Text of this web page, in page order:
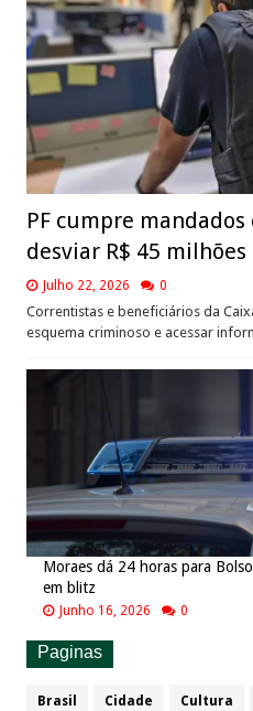
PF cumpre
desviar R$ 45 milhões
Julho 22, 2026 0
Correntistas e beneficiários da
esquema criminoso e acessar
Moraes dá 24 horas para
em blitz
Junho 16, 2026 0
Paginas
Brasil Cidade Cultura